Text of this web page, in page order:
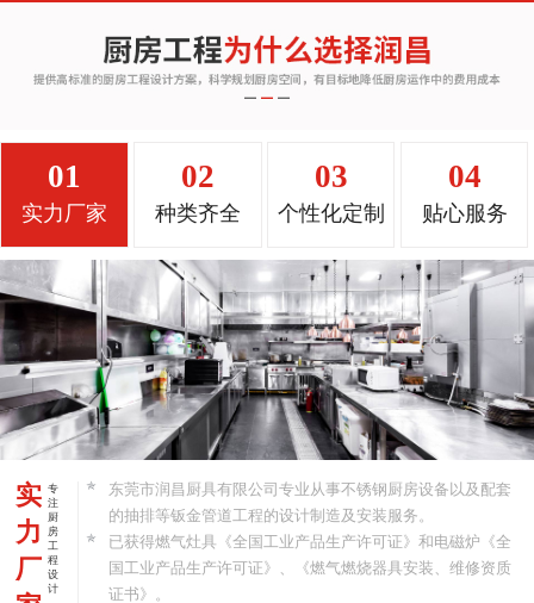
01
实力厂家
02
种类齐全
03
个性化定制
04
贴心服务
实
力
厂
专
注
厨
房
工
程
设
计
东莞市润昌厨具有限公司专业从事不锈钢厨房设备以及配套
的抽排等钣金管道工程的设计制造及安装服务。
已获得燃气灶具《全国工业产品生产许可证》和电磁炉《全
国工业产品生产许可证》、《燃气燃烧器具安装、维修资质
证书》。